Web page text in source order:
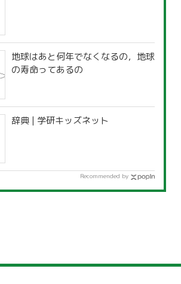
地球はあと何年でなくなるの，地球
の寿命ってあるの
辞典 | 学研キッズネット
Recommended by